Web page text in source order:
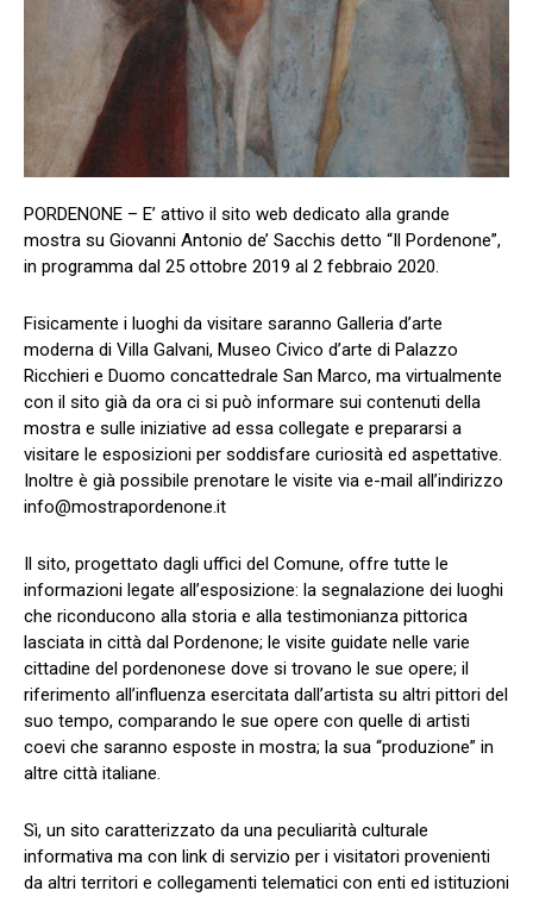
PORDENONE – E’ attivo il sito web dedicato alla grande
mostra su Giovanni Antonio de’ Sacchis detto “Il Pordenone”,
in programma dal 25 ottobre 2019 al 2 febbraio 2020.
Fisicamente i luoghi da visitare saranno Galleria d’arte
moderna di Villa Galvani, Museo Civico d’arte di Palazzo
Ricchieri e Duomo concattedrale San Marco, ma virtualmente
con il sito già da ora ci si può informare sui contenuti della
mostra e sulle iniziative ad essa collegate e prepararsi a
visitare le esposizioni per soddisfare curiosità ed aspettative.
Inoltre è già possibile prenotare le visite via e-mail all’indirizzo
info@mostrapordenone.it
Il sito, progettato dagli uffici del Comune, offre tutte le
informazioni legate all’esposizione: la segnalazione dei luoghi
che riconducono alla storia e alla testimonianza pittorica
lasciata in città dal Pordenone; le visite guidate nelle varie
cittadine del pordenonese dove si trovano le sue opere; il
riferimento all’influenza esercitata dall’artista su altri pittori del
suo tempo, comparando le sue opere con quelle di artisti
coevi che saranno esposte in mostra; la sua “produzione” in
altre città italiane.
Sì, un sito caratterizzato da una peculiarità culturale
informativa ma con link di servizio per i visitatori provenienti
da altri territori e collegamenti telematici con enti ed istituzioni